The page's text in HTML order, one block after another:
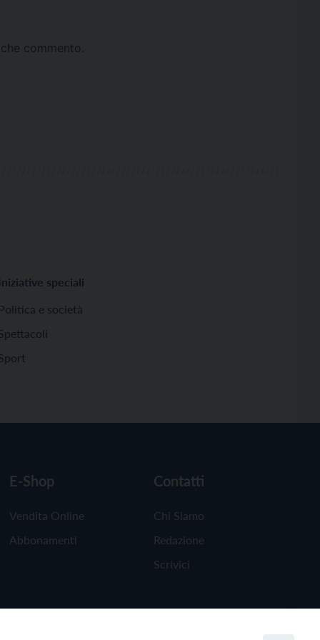
commento.
Iniziative speciali
Politica e società
E-Shop
Vendita Online
Abbonamenti
Contatti
Chi Siamo
Redazione
Scrivici